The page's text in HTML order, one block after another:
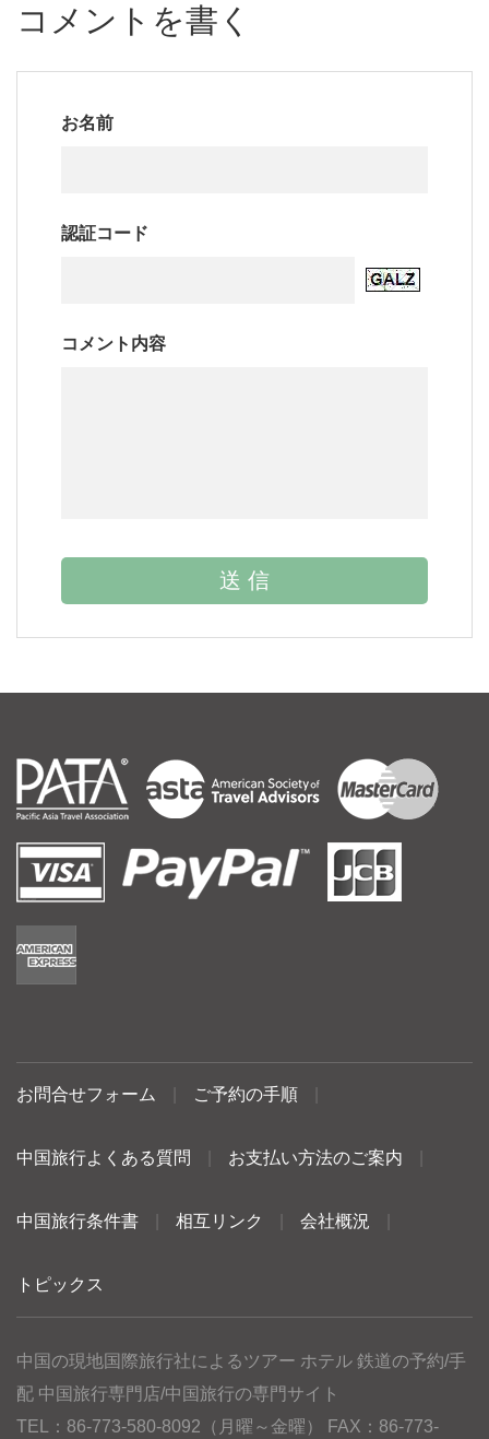
コメントを書く
お名前
認証コード
コメント内容
お問合せフォーム ご予約の手順
中国旅行よくある質問 お支払い方法のご案内
中国旅行条件書 相互リンク 会社概況
トピックス
中国の現地国際旅行社によるツアー ホテル 鉄道の予約/手
配 中国旅行専門店/中国旅行の専門サイト
TEL：86-773-580-8092（月曜～金曜） FAX：86-773-